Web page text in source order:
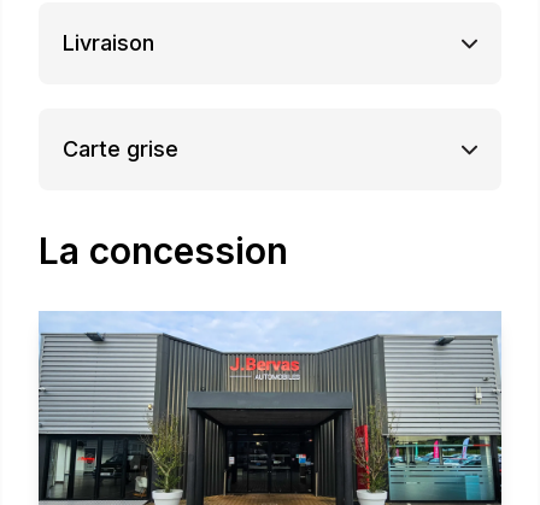
Livraison
Carte grise
La concession